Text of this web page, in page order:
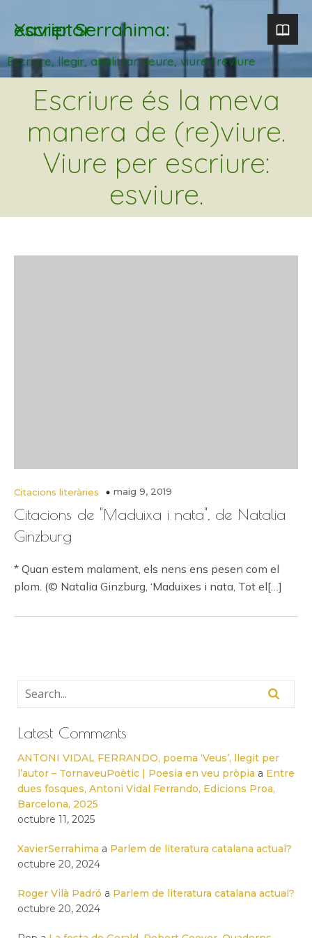
Xavier Serrahima: escriptor
Escriure, llegir, analitzar. veure, viure i reviure
Escriure és la meva
manera de (re)viure.
Viure per escriure:
esviure.
Citacions literàries maig 9, 2019
Citacions de "Maduixa i nata", de Natalia
Ginzburg
* Quan estem malament, els nens ens pesen com el
plom. (© Natalia Ginzburg, ‘Maduixes i nata, Tot el[…]
Latest Comments
ANTONI VIDAL FERRANDO, poema ‘Veus’, llegit per
l’autor – TornaveuPoètic | Poesia en veu pròpia a Entre
dues fosques, Antoni Vidal Ferrando, Edicions Proa,
Barcelona, 2025
octubre 11, 2025
XavierSerrahima a Parlem de literatura catalana actual?
octubre 20, 2024
Roger Vilà Padró a Parlem de literatura catalana actual?
octubre 20, 2024